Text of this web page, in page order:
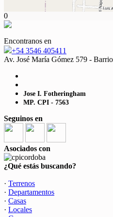
0
Encontranos en
+54 3546 405411
Av. José María Gómez 579 -
Jose I. Fotheringham
MP. CPI - 7563
Seguinos en
Asociados con
¿Qué estás buscando?
· Terrenos
· Departamentos
· Casas
· Locales